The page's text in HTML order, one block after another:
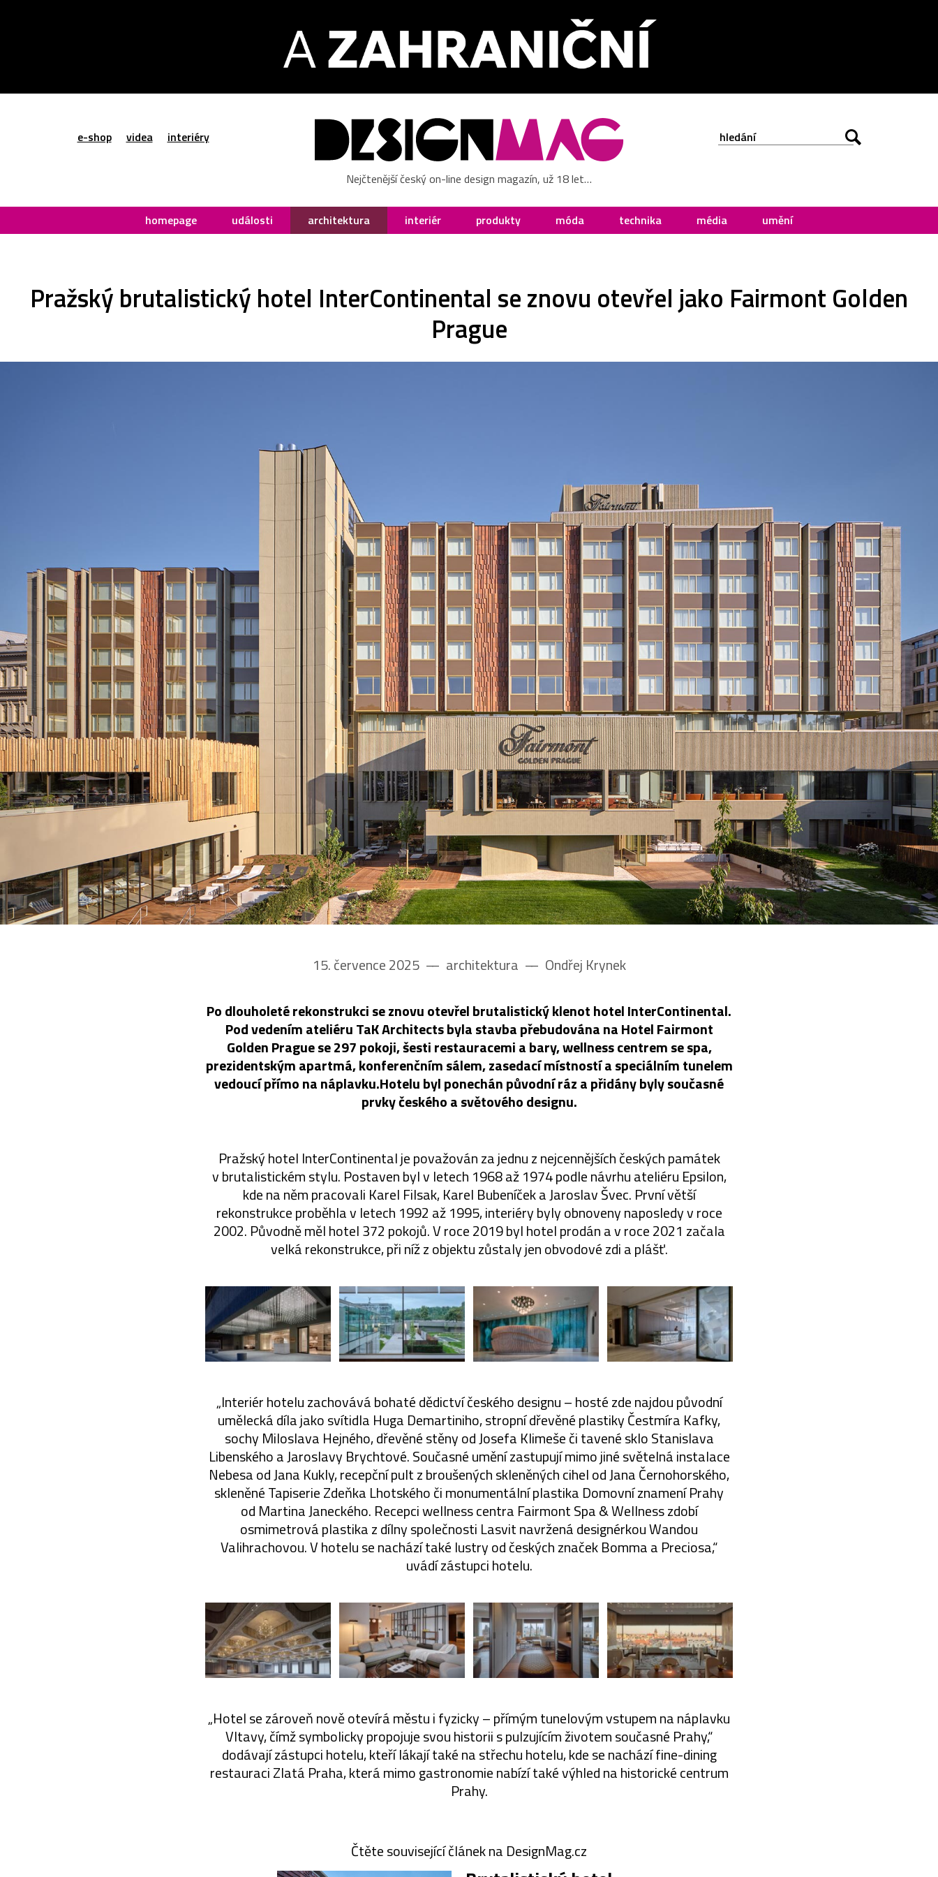
e-shop videa interiéry
Nejčtenější český on-line design magazín, už 18 let…
homepage události architektura interiér produkty móda technika média umění
Pražský brutalistický hotel InterContinental se znovu otevřel jako Fairmont Golden
Prague
15. července 2025 –– architektura –– Ondřej Krynek
Po dlouholeté rekonstrukci se znovu otevřel brutalistický klenot hotel InterContinental.
Pod vedením ateliéru TaK Architects byla stavba přebudována na Hotel Fairmont
Golden Prague se 297 pokoji, šesti restauracemi a bary, wellness centrem se spa,
prezidentským apartmá, konferenčním sálem, zasedací místností a speciálním tunelem
vedoucí přímo na náplavku.Hotelu byl ponechán původní ráz a přidány byly současné
prvky českého a světového designu.
Pražský hotel InterContinental je považován za jednu z nejcennějších českých památek
v brutalistickém stylu. Postaven byl v letech 1968 až 1974 podle návrhu ateliéru Epsilon,
kde na něm pracovali Karel Filsak, Karel Bubeníček a Jaroslav Švec. První větší
rekonstrukce proběhla v letech 1992 až 1995, interiéry byly obnoveny naposledy v roce
2002. Původně měl hotel 372 pokojů. V roce 2019 byl hotel prodán a v roce 2021 začala
velká rekonstrukce, při níž z objektu zůstaly jen obvodové zdi a plášť.
„Interiér hotelu zachovává bohaté dědictví českého designu – hosté zde najdou původní
umělecká díla jako svítidla Huga Demartiniho, stropní dřevěné plastiky Čestmíra Kafky,
sochy Miloslava Hejného, dřevěné stěny od Josefa Klimeše či tavené sklo Stanislava
Libenského a Jaroslavy Brychtové. Současné umění zastupují mimo jiné světelná instalace
Nebesa od Jana Kukly, recepční pult z broušených skleněných cihel od Jana Černohorského,
skleněné Tapiserie Zdeňka Lhotského či monumentální plastika Domovní znamení Prahy
od Martina Janeckého. Recepci wellness centra Fairmont Spa & Wellness zdobí
osmimetrová plastika z dílny společnosti Lasvit navržená designérkou Wandou
Valihrachovou. V hotelu se nachází také lustry od českých značek Bomma a Preciosa,“
uvádí zástupci hotelu.
„Hotel se zároveň nově otevírá městu i fyzicky – přímým tunelovým vstupem na náplavku
Vltavy, čímž symbolicky propojuje svou historii s pulzujícím životem současné Prahy,“
dodávají zástupci hotelu, kteří lákají také na střechu hotelu, kde se nachází fine-dining
restauraci Zlatá Praha, která mimo gastronomie nabízí také výhled na historické centrum
Prahy.
Čtěte související článek na DesignMag.cz